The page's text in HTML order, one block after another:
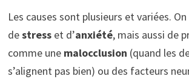
Les causes sont plusieurs et variées.
destresset d’anxiété, mais aussi de
comme une malocclusion (quand les
s’alignent pas bien) ou des facteurs